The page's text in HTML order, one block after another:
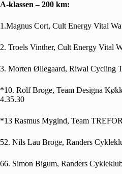
A-klassen – 200 km:
1.Magnus Cort, Cult Energy Vital
2. Troels Vinther, Cult Energy Vital
3. Morten Øllegaard, Riwal Cycling
*10. Rolf Broge, Team Designa
4.35.30
*13 Rasmus Mygind, Team
52. Nils Lau Broge, Randers
66. Simon Bigum, Randers